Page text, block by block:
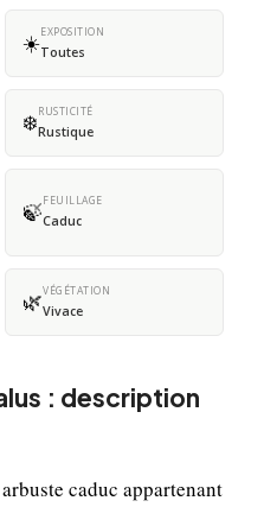
☀️EXPOSITION
Toutes
❄️RUSTICITÉ
Rustique
🍃FEUILLAGE
Caduc
🌿VÉGÉTATION
Vivace
: description
caduc appartenant